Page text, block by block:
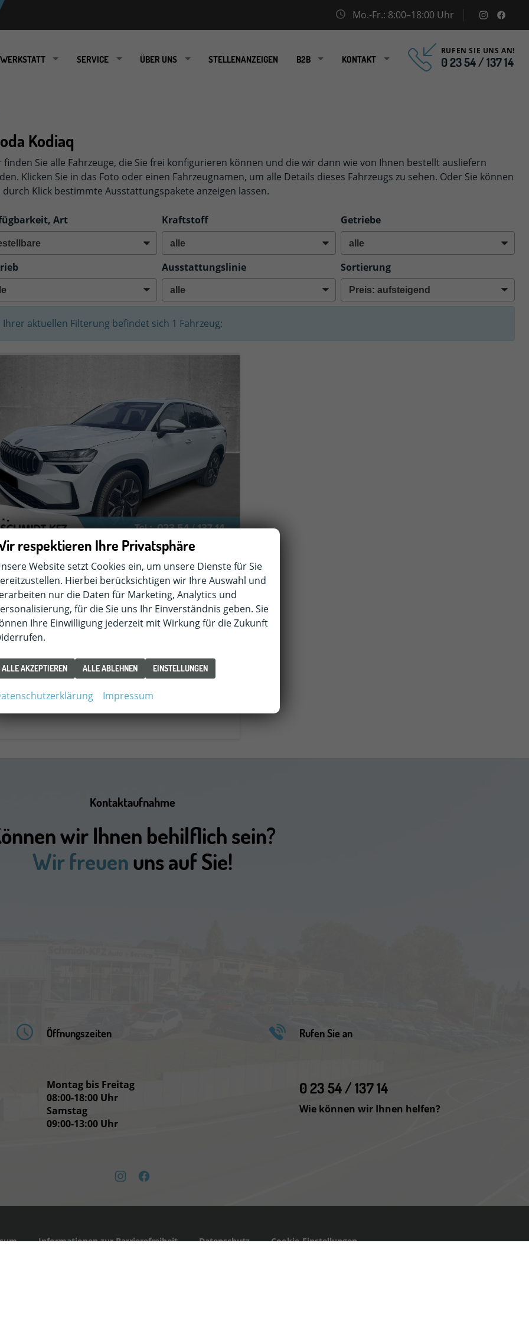
Mo.-Fr.: 8:00–18:00 Uhr
instagram
WERKSTATT SERVICE ÜBER UNS STELLENANZEIGEN B2B KONTAKT
RUFEN SIE UNS AN!
0 23 54 / 137 14
Kodiaq
finden Sie alle Fahrzeuge, die Sie frei konfigurieren können und die wir dann wie von Ihnen bestellt ausliefern
Klicken Sie in das Foto oder einen Fahrzeugnamen, um alle Details dieses Fahrzeugs zu sehen. Oder Sie können
durch Klick bestimmte Ausstattungspakete anzeigen lassen.
Art Kraftstoff Getriebe
Ausstattungslinie Sortierung
Ihrer aktuellen Filterung befindet sich 1 Fahrzeug:
Kodiaq
2.0 TDI 193PS/142kW DSG 4x4 2026
Lieferzeit: 4 Monate Neuwagen
596167 Getriebe
Doppelkupplungsgetriebe (DSG)
Diesel Leistung 142 kW (193 PS)
19% MwSt.
kombiniert:6,20 l/100km
2 -Klasse:
-Emissionen:141,00 g/km
Kontaktaufnahme
wir Ihnen behilflich sein?
Wir freuenuns auf Sie!
Öffnungszeiten
Montag bis Freitag
08:00-18:00 Uhr
Samstag
09:00-13:00 Uhr
Rufen Sie an
0 23 54 / 137 14
Wie können wir Ihnen helfen?
instagramfacebook
Informationen zur Barrierefreiheit Datenschutz Cookie-Einstellungen
respektieren Ihre Privatsphäre
Website setzt Cookies ein, um unsere Dienste für Sie
Hierbei berücksichtigen wir Ihre Auswahl und
nur die Daten für Marketing, Analytics und
für die Sie uns Ihr Einverständnis geben. Sie
Ihre Einwilligung jederzeit mit Wirkung für die Zukunft
ALLE AKZEPTIEREN ALLE ABLEHNEN EINSTELLUNGEN
Impressum